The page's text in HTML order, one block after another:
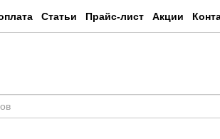
Статьи Прайс-лист Акции